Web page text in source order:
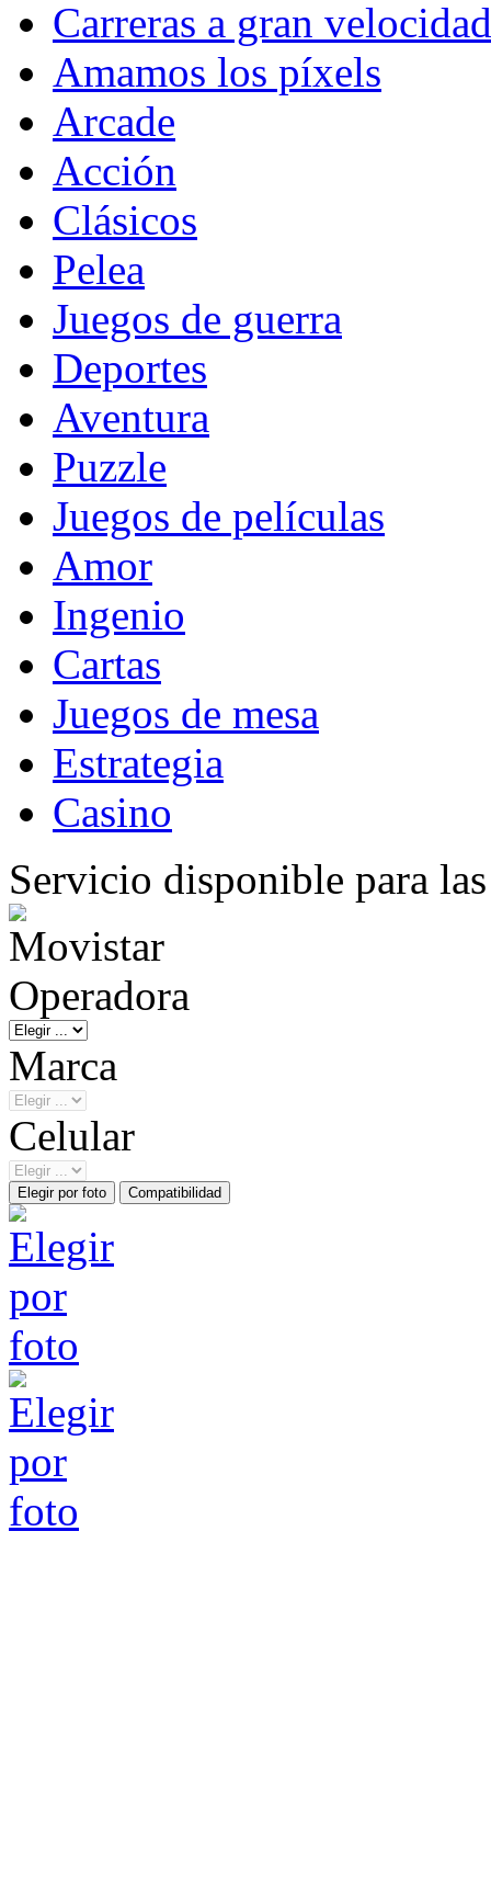
Carreras a gran velocidad
Amamos los píxels
Arcade
Acción
Clásicos
Pelea
Juegos de guerra
Deportes
Aventura
Puzzle
Juegos de películas
Amor
Ingenio
Cartas
Juegos de mesa
Estrategia
Casino
Servicio disponible para
Operadora
Marca
Celular